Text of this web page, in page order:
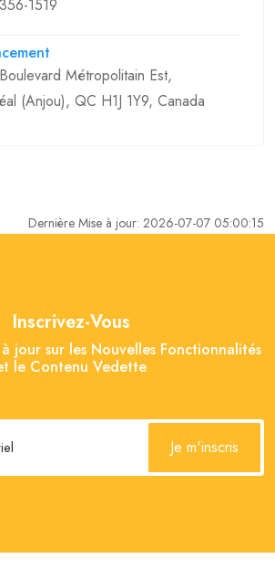
1519
Métropolitain Est,
(Anjou), QC H1J 1Y9, Canada
Dernière Mise à jour: 2026-07-07 05:00:15
Inscrivez-Vous
à jour sur les Nouvelles Fonctionnalités
le Contenu Vedette
Je m'inscris